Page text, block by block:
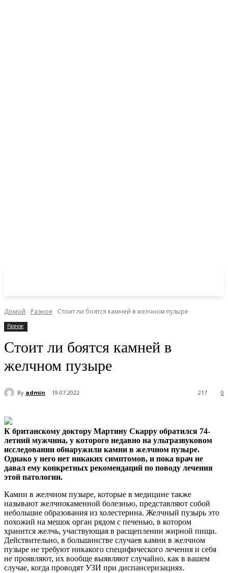
Домой Разное Стоит ли боятся камней в желчном пузыре
Разное
Стоит ли боятся камней в
желчном пузыре
By admin 19.07.2022 0
217
К британскому доктору Мартину Скарру обратился 74-
летний мужчина, у которого недавно на ультразвуковом
исследовании обнаружили камни в желчном пузыре.
Однако у него нет никаких симптомов, и пока врач не
давал ему конкретных рекомендаций по поводу лечения
этой патологии.
Камни в желчном пузыре, которые в медицине также
называют желчнокаменной болезнью, представляют собой
небольшие образования из холестерина. Желчный пузырь это
похожий на мешок орган рядом с печенью, в котором
хранится желчь, участвующая в расщеплении жирной пищи.
Действительно, в большинстве случаев камни в желчном
пузыре не требуют никакого специфического лечения и себя
не проявляют, их вообще выявляют случайно, как в вашем
случае, когда проводят УЗИ при диспансеризациях.